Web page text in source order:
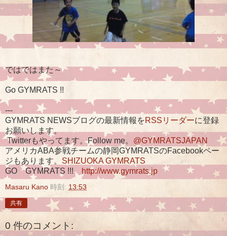
ではではまた～
Go GYMRATS !!
---
GYMRATS NEWSブログの最新情報をRSSリーダーに登録
お願いします。
Twitterもやってます。Follow me。 @GYMRATSJAPAN
アメリカABA参戦チームの静岡GYMRATSのFacebookペー
ジもあります。 SHIZUOKA GYMRATS
GO GYMRATS !!!
http://www.gymrats.jp
Masaru Kano 時刻: 13:53
共有
0 件のコメント: